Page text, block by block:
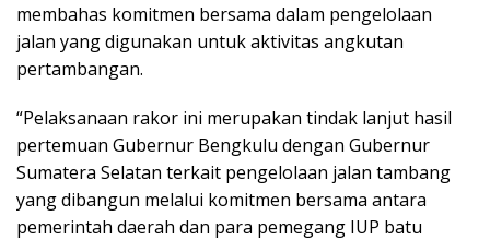
membahas komitmen bersama dalam pengelolaan
jalan yang digunakan untuk aktivitas angkutan
pertambangan.
“Pelaksanaan rakor ini merupakan tindak lanjut hasil
pertemuan Gubernur Bengkulu dengan Gubernur
Sumatera Selatan terkait pengelolaan jalan tambang
yang dibangun melalui komitmen bersama antara
pemerintah daerah dan para pemegang IUP batu